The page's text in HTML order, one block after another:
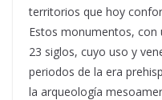
territorios que hoy
Estos monumentos, con
23 siglos, cuyo uso y
periodos de la era
la arqueología